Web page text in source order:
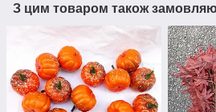
З цим товаром також